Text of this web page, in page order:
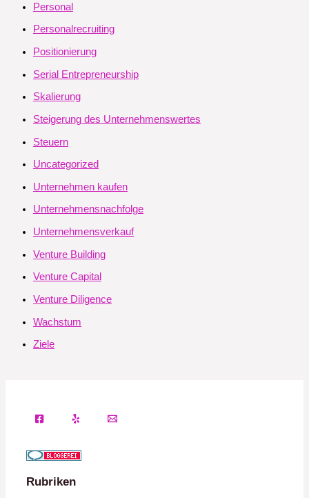
Personal
Personalrecruiting
Positionierung
Serial Entrepreneurship
Skalierung
Steigerung des Unternehmenswertes
Steuern
Uncategorized
Unternehmen kaufen
Unternehmensnachfolge
Unternehmensverkauf
Venture Building
Venture Capital
Venture Diligence
Wachstum
Ziele
Rubriken